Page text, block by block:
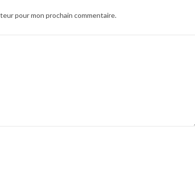
pour mon prochain commentaire.